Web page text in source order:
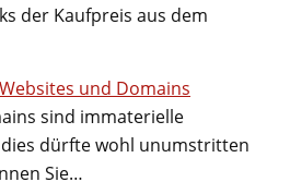
der Kaufpreis aus dem
und Domains
sind immaterielle
dürfte wohl unumstritten
Sie…